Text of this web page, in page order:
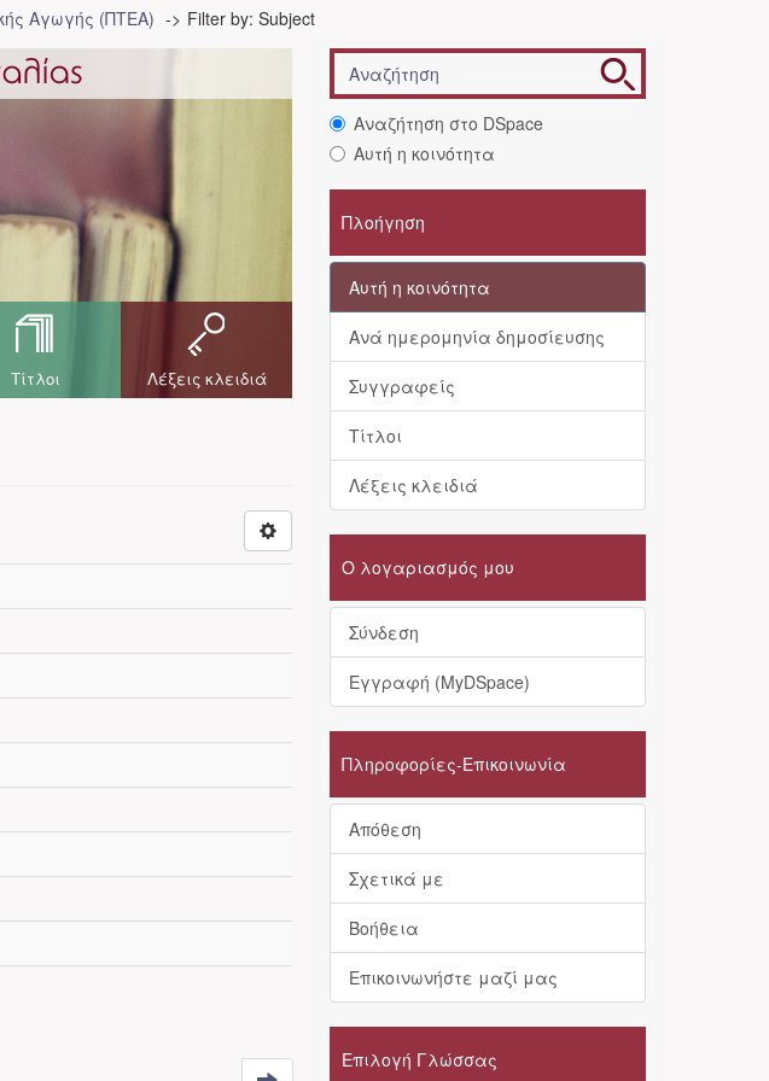
Αγωγής (ΠΤΕΑ) Filter by: Subject
Τίτλοι Λέξεις κλειδιά
Αναζήτηση στο DSpace
Αυτή η κοινότητα
Πλοήγηση
Αυτή η κοινότητα
Ανά ημερομηνία δημοσίευσης
Συγγραφείς
Τίτλοι
Λέξεις κλειδιά
Ο λογαριασμός μου
Σύνδεση
Εγγραφή (MyDSpace)
Πληροφορίες-Επικοινωνία
Απόθεση
Σχετικά με
Βοήθεια
Επικοινωνήστε μαζί μας
Επιλογή Γλώσσας